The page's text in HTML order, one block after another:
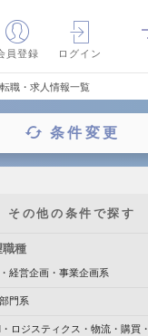
員登録 ログイン
職・求人情報一覧
条件変更
その他の条件で探す
職種
経営企画・事業企画系
門系
ロジスティクス・物流・購買・